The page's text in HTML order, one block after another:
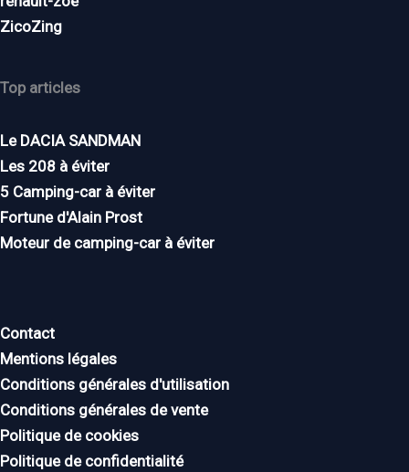
ZicoZing
Top articles
Le DACIA SANDMAN
Les 208 à éviter
5 Camping-car à éviter
Fortune d'Alain Prost
Moteur de camping-car à éviter
Contact
Mentions légales
Conditions générales d'utilisation
Conditions générales de vente
Politique de cookies
Politique de confidentialité